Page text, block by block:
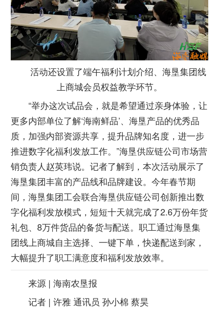
活动还设置了端午福利计划介绍、海垦集团线
上商城会员权益教学环节。
“举办这次试品会，就是希望通过亲身体验，让
更多内部单位了解‘海南鲜品’、海垦产品的优秀品
质，加强内部资源共享，提升品牌知名度，进一步
推进数字化福利发放工作。”海垦供应链公司市场营
销负责人赵英玮说。记者了解到，本次活动展示了
海垦集团丰富的产品线和品牌建设。今年春节期
间，海垦集团工会联合海垦供应链公司创新推出数
字化福利发放模式，短短十天就完成了2.6万份年货
礼包、8万件货品的备货与配送。职工通过海垦集
团线上商城自主选择、一键下单，快递配送到家，
大幅提升了职工满意度和福利发放效率。
来源 | 海南农垦报
记者 | 许雅 通讯员 孙小棉 蔡昊